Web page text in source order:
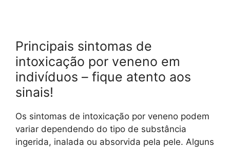
Principais sintomas de
intoxicação por veneno em
indivíduos – fique atento aos
sinais!
Os sintomas de intoxicação por veneno podem
variar dependendo do tipo de substância
ingerida, inalada ou absorvida pela pele. Alguns